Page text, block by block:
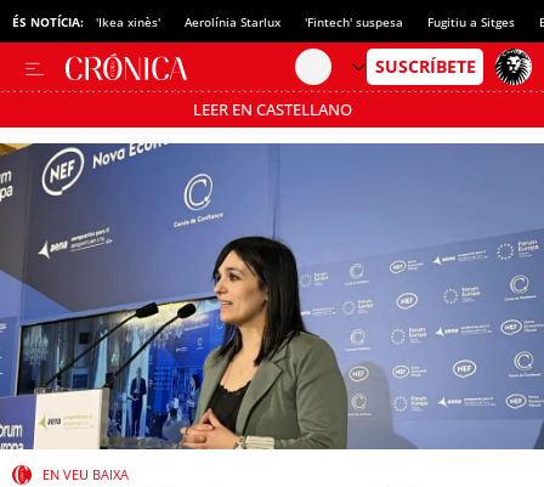
ÉS NOTÍCIA: 'Ikea xinès' Aerolínia Starlux 'Fintech' suspesa Fugitiu a Sitges
LEER EN CASTELLANO
Passa’t al mode estalvi
EN VEU BAIXA